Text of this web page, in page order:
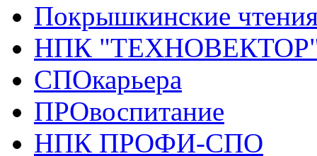
Покрышкинские
НПК
СПОкарьера
ПРОвоспитание
НПК ПРОФИ-СПО